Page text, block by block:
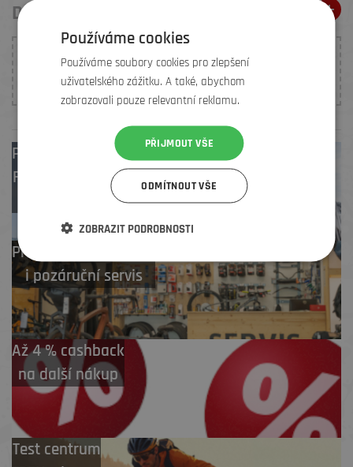
DOPORUČENÍ ELEMENŤÁKŮ
K tomuto produktu nebylo prozatím vloženo žádné
hodnocení. Buďte první, kdopřidá doporučení
Prodejny
Frýdek-Místek
,
Profesionální záruční
i pozáruční servis
Až 4 % cashback
na další nákup
Test centrum
Používáme cookies
Používáme soubory cookies pro zlepšení
uživatelského zážitku. A také, abychom
zobrazovali pouze relevantní reklamu.
PŘIJMOUT VŠE
ODMÍTNOUT VŠE
ZOBRAZIT PODROBNOSTI